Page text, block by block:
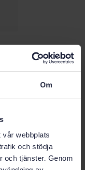
Om
webbplats
och stödja
och tjänster. Genom
preserved
- Läs mer